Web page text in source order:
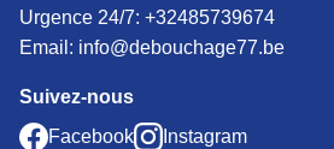
Urgence 24/7: +32485739674
Email: info@debouchage77.be
Suivez-nous
Facebook
Instagram